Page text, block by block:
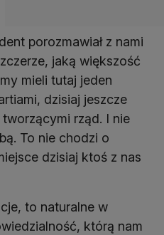
porozmawiał z nami
jaką większość
mieli tutaj jeden
dzisiaj jeszcze
rząd. I nie
To nie chodzi o
dzisiaj ktoś z nas
to naturalne w
którą nam